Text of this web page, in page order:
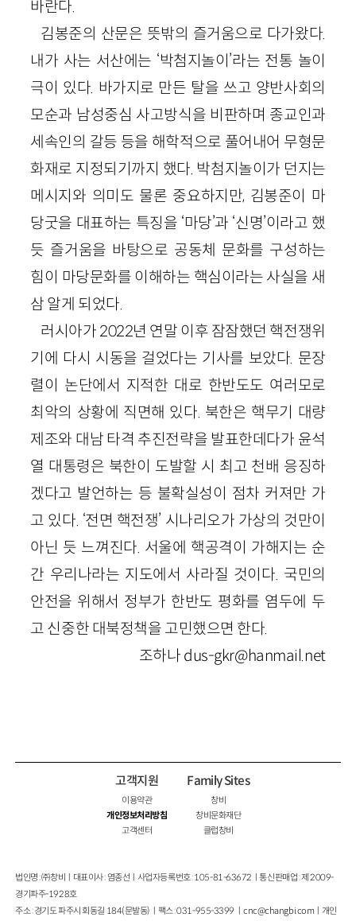
바란다.
김봉준의 산문은 뜻밖의 즐거움으로 다가왔다.
내가 사는 서산에는 ‘박첨지놀이’라는 전통 놀이
극이 있다. 바가지로 만든 탈을 쓰고 양반사회의
모순과 남성중심 사고방식을 비판하며 종교인과
세속인의 갈등 등을 해학적으로 풀어내어 무형문
화재로 지정되기까지 했다. 박첨지놀이가 던지는
메시지와 의미도 물론 중요하지만, 김봉준이 마
당굿을 대표하는 특징을 ‘마당’과 ‘신명’이라고 했
듯 즐거움을 바탕으로 공동체 문화를 구성하는
힘이 마당문화를 이해하는 핵심이라는 사실을 새
삼 알게 되었다.
러시아가 2022년 연말 이후 잠잠했던 핵전쟁위
기에 다시 시동을 걸었다는 기사를 보았다. 문장
렬이 논단에서 지적한 대로 한반도도 여러모로
최악의 상황에 직면해 있다. 북한은 핵무기 대량
제조와 대남 타격 추진전략을 발표한데다가 윤석
열 대통령은 북한이 도발할 시 최고 천배 응징하
겠다고 발언하는 등 불확실성이 점차 커져만 가
고 있다. ‘전면 핵전쟁’ 시나리오가 가상의 것만이
아닌 듯 느껴진다. 서울에 핵공격이 가해지는 순
간 우리나라는 지도에서 사라질 것이다. 국민의
안전을 위해서 정부가 한반도 평화를 염두에 두
고 신중한 대북정책을 고민했으면 한다.
조하나 dus-gkr@hanmail.net
고객지원
이용약관
개인정보처리방침
고객센터
Family Sites
창비
창비문화재단
클럽창비
법인명 : ㈜창비ㅣ대표이사 : 염종선ㅣ사업자등록번호 : 105-81-63672ㅣ통신판매업 : 제 2009-
경기파주-1928호
주소 : 경기도 파주시 회동길 184(문발동)ㅣ팩스 : 031-955-3399 ㅣcnc@changbi.com ㅣ개인